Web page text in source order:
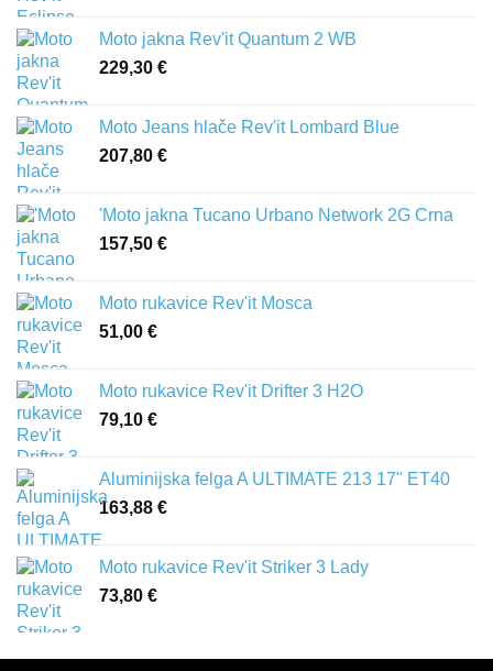
Moto jakna Rev'it Quantum 2 WB
229,30 €
Moto Jeans hlače Rev'it Lombard Blue
207,80 €
'Moto jakna Tucano Urbano Network 2G Crna
157,50 €
Moto rukavice Rev'it Mosca
51,00 €
Moto rukavice Rev'it Drifter 3 H2O
79,10 €
Aluminijska felga A ULTIMATE 213 17" ET40
163,88 €
Moto rukavice Rev'it Striker 3 Lady
73,80 €